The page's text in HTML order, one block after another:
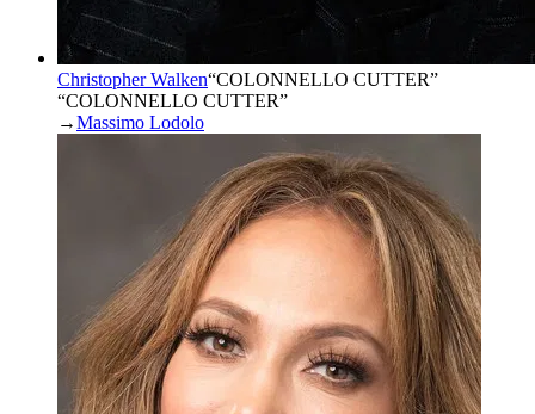
Christopher Walken“COLONNELLO CUTTER”
“COLONNELLO CUTTER”
→Massimo Lodolo